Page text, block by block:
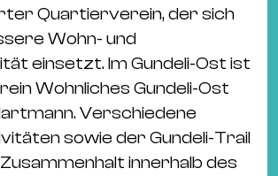
Quartierverein, der sich
Wohn- und
einsetzt. Im Gundeli-Ost ist
Wohnliches Gundeli-Ost
Verschiedene
sowie der Gundeli-Trail
innerhalb des